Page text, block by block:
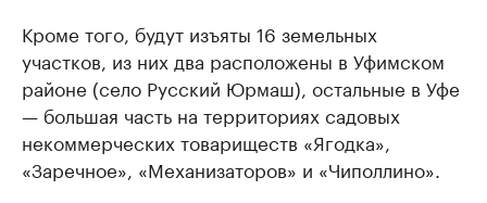
Кроме того, будут изъяты 16 земельных
участков, из них два расположены в Уфимском
районе (село Русский Юрмаш), остальные в Уфе
— большая часть на территориях садовых
некоммерческих товариществ «Ягодка»,
«Заречное», «Механизаторов» и «Чиполлино».